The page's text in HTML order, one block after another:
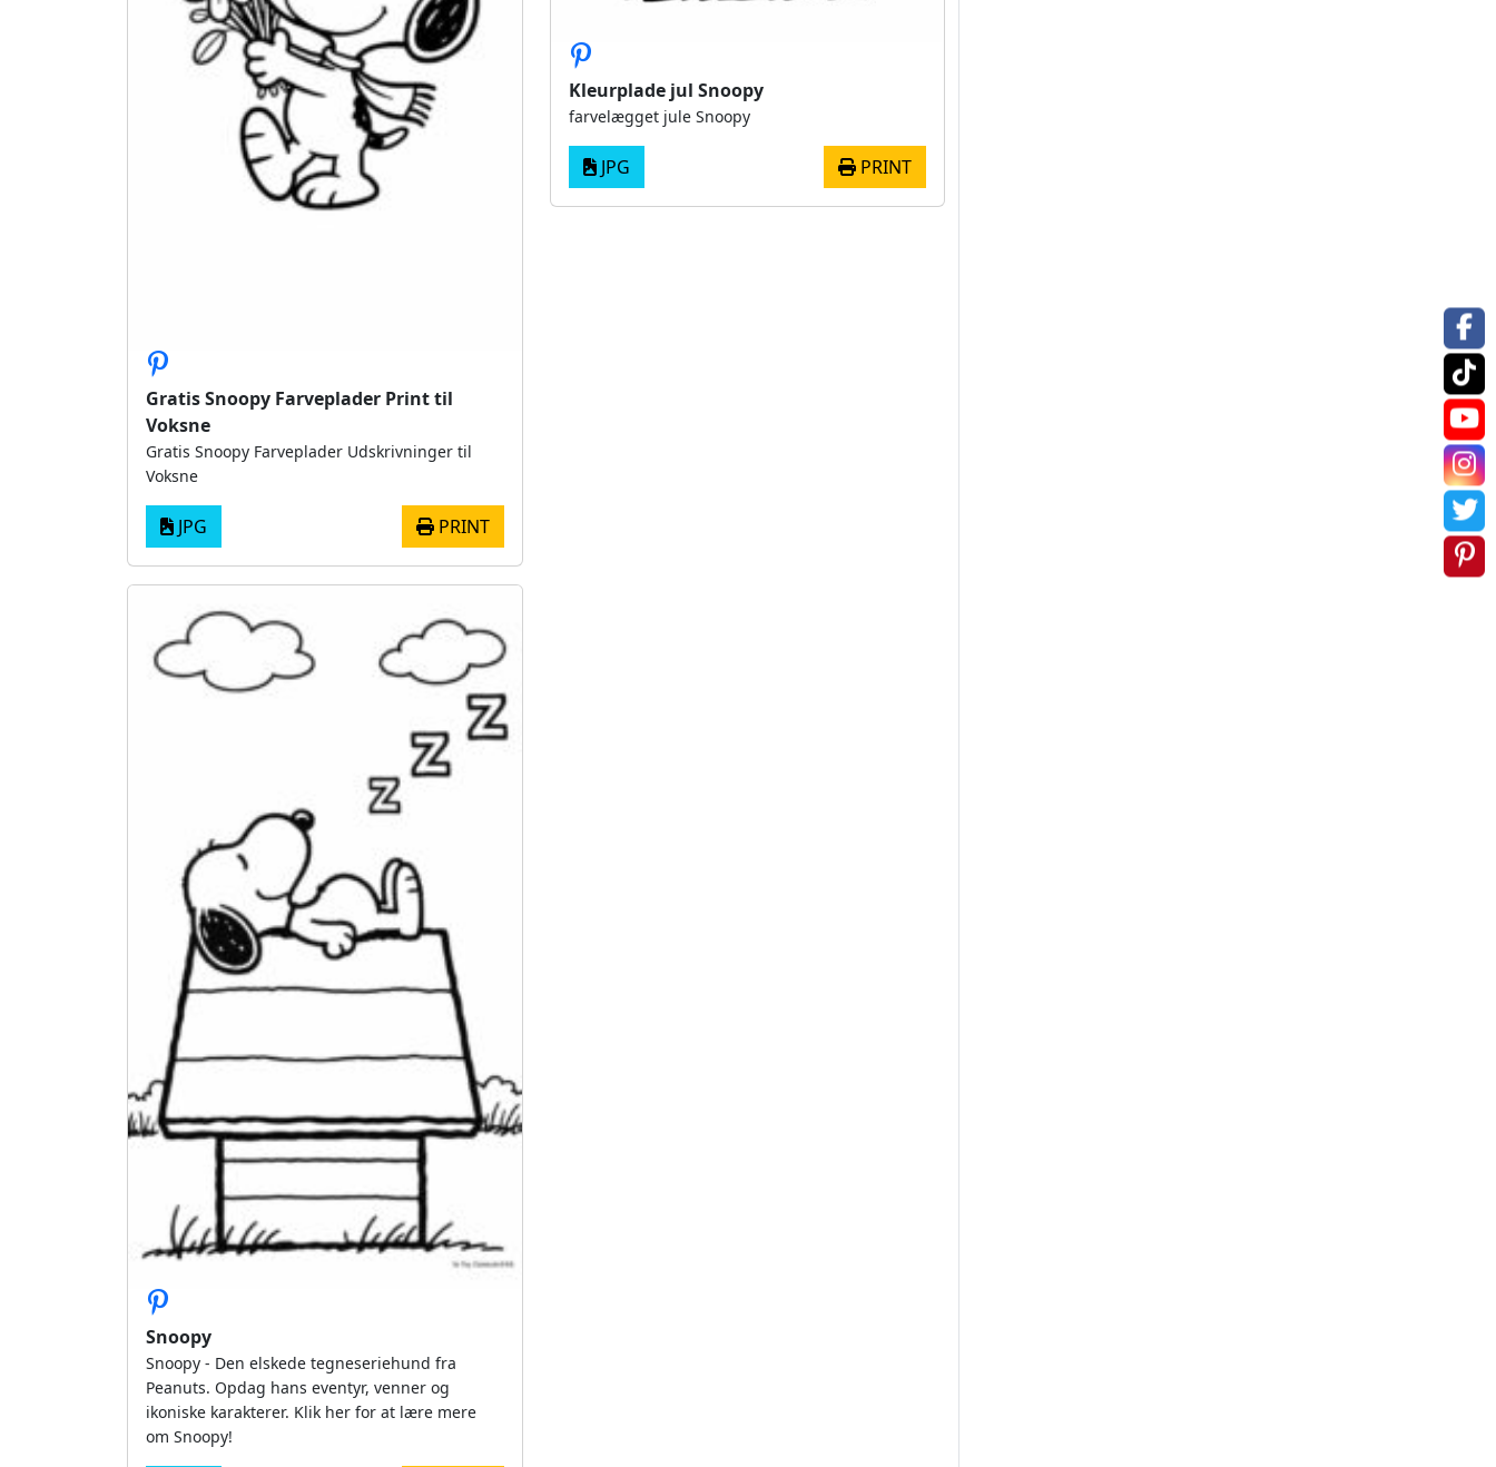
Gratis Snoopy Farveplader Print til
Voksne
Gratis Snoopy Farveplader Udskrivninger til
Voksne
JPG PRINT
Kleurplade jul Snoopy
farvelægget jule Snoopy
JPG PRINT
Snoopy
Snoopy - Den elskede tegneseriehund fra
Peanuts. Opdag hans eventyr, venner og
ikoniske karakterer. Klik her for at lære mere
om Snoopy!